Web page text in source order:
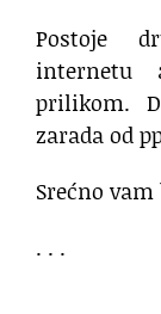
Postoje
prilikom.
zarada od
Srećno
. . .